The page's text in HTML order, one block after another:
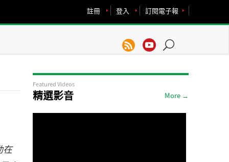
訂閱電子報
登入
註冊
在
Featured Videos
精選影音 More →